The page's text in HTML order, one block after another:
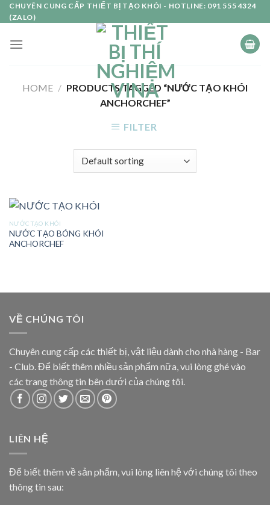
Skip
to
CHUYÊN CUNG CẤP THIẾT BỊ TẠO KHÓI - HOTLINE: 091 555 4324
(ZALO)
HOME / PRODUCTS TAGGED “NƯỚC TẠO KHÓI
ANCHORCHEF”
FILTER
NƯỚC TẠO KHÓI
NƯỚC TẠO BÓNG KHÓI
ANCHORCHEF
VỀ CHÚNG TÔI
Chuyên cung cấp các thiết bị, vật liệu dành cho nhà hàng - Bar
- Club. Để biết thêm nhiều sản phẩm nữa, vui lòng ghé vào
các trang thông tin bên dưới của chúng tôi.
LIÊN HỆ
Để biết thêm về sản phẩm, vui lòng liên hệ với chúng tôi theo
thông tin sau: